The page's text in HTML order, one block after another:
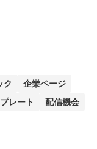
ク
企業ページ
レート
配信機会